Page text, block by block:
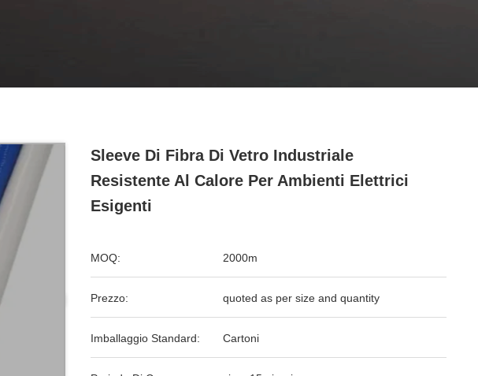
Sleeve Di Fibra Di Vetro Industriale
Resistente Al Calore Per Ambienti Elettrici
Esigenti
MOQ: 2000m
Prezzo: quoted as per size and quantity
Imballaggio Standard: Cartoni